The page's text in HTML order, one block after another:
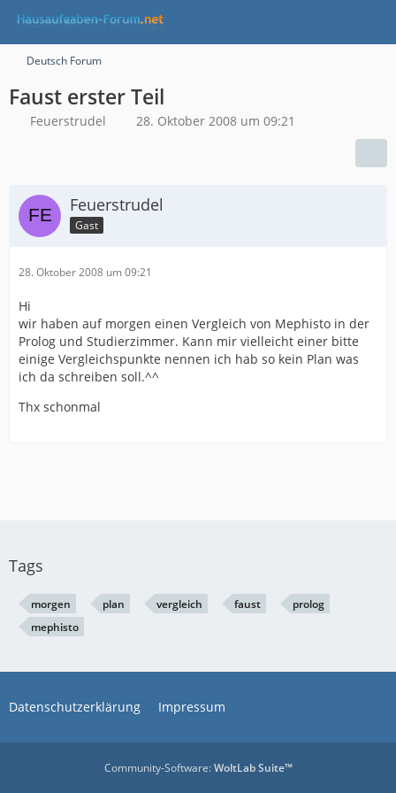
Deutsch Forum
Faust erster Teil
Feuerstrudel 28. Oktober 2008 um 09:21
Feuerstrudel
Gast
28. Oktober 2008 um 09:21
Hi
wir haben auf morgen einen Vergleich von Mephisto in der
Prolog und Studierzimmer. Kann mir vielleicht einer bitte
einige Vergleichspunkte nennen ich hab so kein Plan was
ich da schreiben soll.^^
Thx schonmal
Tags
morgen plan vergleich faust
prolog
mephisto
Datenschutzerklärung Impressum
Community-Software:WoltLab Suite™